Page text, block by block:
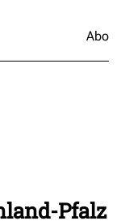
Abo
Pfalz